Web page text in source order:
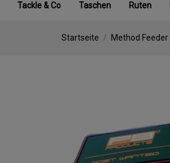
Tackle & Co Taschen Ruten
Startseite Method Feeder